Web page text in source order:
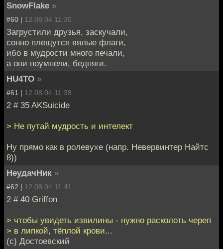
SnowFlake »
#60 | 12.08.04 11:30
Загрустили друзья, заскучали,
сонно плещутся вялые флаги,
ибо в мудрости много печали,
а они поумнели, бедняги.
HU4TO »
#61 | 12.08.04 11:38
2 # 35 AKSuicide
> Не путай мудрость и интелект
Ну прямо как в ролевухе (напр. Невервинтер Найтс
8))
НеудачНик »
#62 | 12.08.04 11:41
2 # 40 Griffon
> чтобы увидеть извилины - нужно расколоть череп
> в липкой, тёплой крови...
(c) Достоевский